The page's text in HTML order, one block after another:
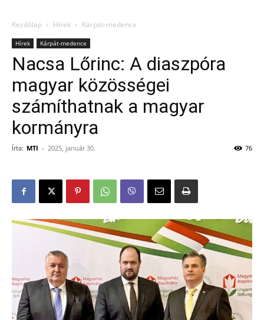
Kezdőlap Hírek Kárpát-medence
Hírek Kárpát-medence
Nacsa Lőrinc: A diaszpóra
magyar közösségei
számíthatnak a magyar
kormányra
Írta: MTI - 2025, január 30. 76